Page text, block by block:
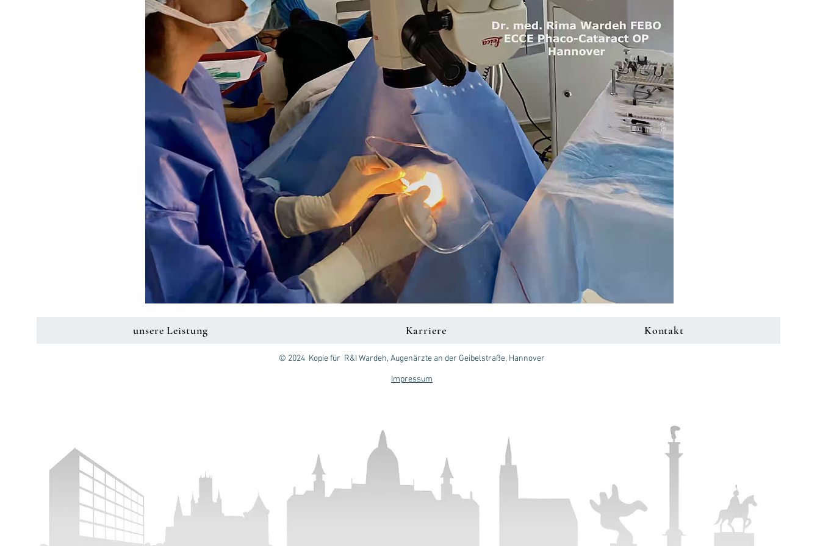
unsere Leistung Karriere Kontakt
© 2024 Kopie für R&I Wardeh, Augenärzte an der Geibelstraße, Hannover
Impressum